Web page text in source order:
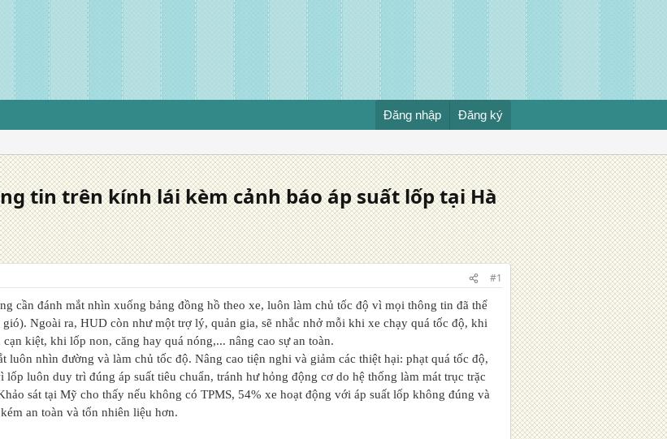
Đăng nhập Đăng ký
tin trên kính lái kèm cảnh báo áp suất lốp tại Hà
#1
cần đánh mắt nhìn xuống bảng đồng hồ theo xe, luôn làm chủ tốc độ vì mọi thông tin đã thể
Ngoài ra, HUD còn như một trợ lý, quản gia, sẽ nhắc nhở mỗi khi xe chạy quá tốc độ, khi
kiệt, khi lốp non, căng hay quá nóng,... nâng cao sự an toàn.
luôn nhìn đường và làm chủ tốc độ. Nâng cao tiện nghi và giảm các thiệt hại: phạt quá tốc độ,
luôn duy trì đúng áp suất tiêu chuẩn, tránh hư hỏng động cơ do hệ thống làm mát trục trặc
sát tại Mỹ cho thấy nếu không có TPMS, 54% xe hoạt động với áp suất lốp không đúng và
an toàn và tốn nhiên liệu hơn.